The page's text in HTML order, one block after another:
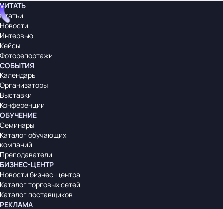
ЧИТАТЬ
Статьи
Новости
Интервью
Кейсы
Фоторепортажи
СОБЫТИЯ
Календарь
Организаторы
Выставки
Конференции
ОБУЧЕНИЕ
Семинары
Каталог обучающих
компаний
Преподаватели
БИЗНЕС-ЦЕНТР
Новости бизнес-центра
Каталог торговых сетей
Каталог поставщиков
РЕКЛАМА